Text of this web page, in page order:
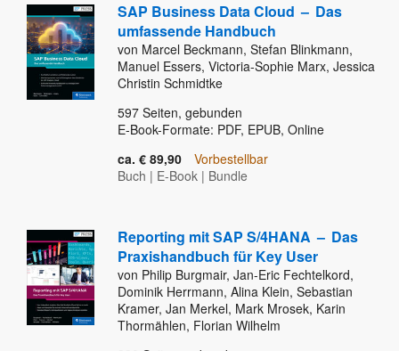
SAP Business Data Cloud – Das
umfassende Handbuch
von Marcel Beckmann, Stefan Blinkmann,
Manuel Essers, Victoria-Sophie Marx, Jessica
Christin Schmidtke
597 Seiten, gebunden
E-Book-Formate: PDF, EPUB, Online
ca. € 89,90
Vorbestellbar
Buch | E-Book | Bundle
Reporting mit SAP S/4HANA – Das
Praxishandbuch für Key User
von Philip Burgmair, Jan-Eric Fechtelkord,
Dominik Herrmann, Alina Klein, Sebastian
Kramer, Jan Merkel, Mark Mrosek, Karin
Thormählen, Florian Wilhelm